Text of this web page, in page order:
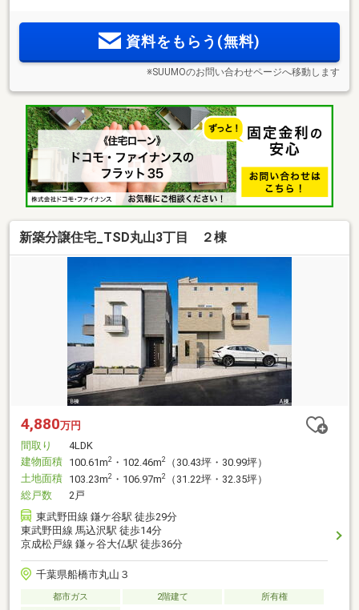
資料をもらう(無料)
※SUUMOのお問い合わせページへ移動します
新築分譲住宅_TSD丸山3丁目 ２棟
4,880万円
間取り
4LDK
建物面積 100.61m2 ・102.46m2
（30.43坪・30.99坪）
土地面積 103.23m2 ・106.97m2
（31.22坪・32.35坪）
総戸数
2戸
東武野田線 鎌ケ谷駅 徒歩29分
東武野田線 馬込沢駅 徒歩14分
京成松戸線 鎌ヶ谷大仏駅 徒歩36分
千葉県船橋市丸山３
都市ガス 2階建て
所有権